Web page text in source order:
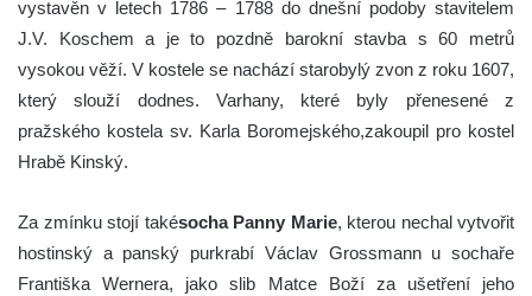
vystavěn v letech 1786 – 1788 do dnešní podoby stavitelem
J.V. Koschem a je to pozdně barokní stavba s 60 metrů
vysokou věží. V kostele se nachází starobylý zvon z roku 1607,
který slouží dodnes. Varhany, které byly přenesené z
pražského kostela sv. Karla Boromejského,zakoupil pro kostel
Hrabě Kinský.
Za zmínku stojí takésocha Panny Marie, kterou nechal vytvořit
hostinský a panský purkrabí Václav Grossmann u sochaře
Františka Wernera, jako slib Matce Boží za ušetření jeho